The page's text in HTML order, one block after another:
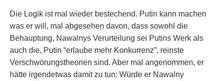
Die Logik ist mal wieder bestechend. Putin kann machen
was er will, mal abgesehen davon, dass sowohl die
Behauptung, Nawalnys Verurteilung sei Putins Werk als
auch die, Putin “erlaube mehr Konkurrenz”, reinste
Verschwörungstheorien sind. Aber mal angenommen, er
hätte irgendetwas damit zu tun: Würde er Nawalny